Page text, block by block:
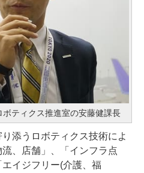
ティクス推進室の安藤健課長
添うロボティクス技術によ
、店舗」、「インフラ点
イジフリー(介護、福